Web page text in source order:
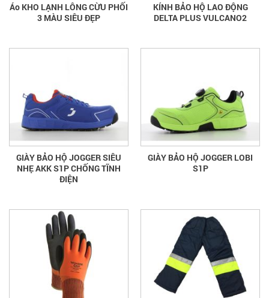
Áo KHO LẠNH LÔNG CỪU PHỐI
3 MÀU SIÊU ĐẸP
KÍNH BẢO HỘ LAO ĐỘNG
DELTA PLUS VULCANO2
GIÀY BẢO HỘ JOGGER SIÊU
NHẸ AKK S1P CHỐNG TĨNH
ĐIỆN
GIÀY BẢO HỘ JOGGER LOBI
S1P